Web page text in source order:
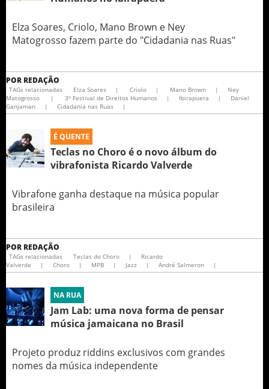
Elza Soares, Criolo, Mano Brown e Ney
Matogrosso fazem parte do "Cidadania nas Ruas"
POR REDAÇÃO
TAGs relacionadas Elza Soares | Criolo | Mano Brown |
Ney
Matogrosso
| 3º Festival de Direitos Humanos | Ibirapuera |
Daniel
Ganjaman
| Cidadania nas Ruas |
É QUENTE
Teclas no Choro é o novo álbum do
vibrafonista Ricardo Valverde
Vibrafone ganha destaque na música popular
brasileira
POR REDAÇÃO
TAGs relacionadas Teclas do Choro |
Ricardo
Valverde
| Choro | MPB | Jazz | André Salmeron |
NA RUA
Jam Lab: uma nova forma de pensar
música jamaicana no Brasil
Projeto produz riddins exclusivos com grandes
nomes da música independente